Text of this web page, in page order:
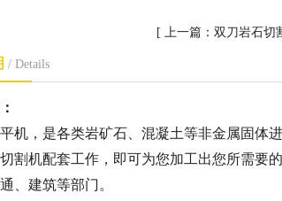
[ 上一篇： 双刀岩石切
/ Details
机，是各类岩矿石、混凝土等非金属固体
割机配套工作，即可为您加工出您所需要
、建筑等部门。